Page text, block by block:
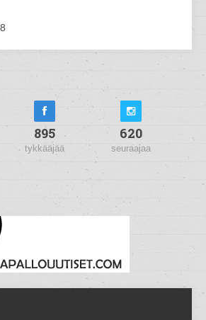
895
tykkääjää
620
seuraajaa